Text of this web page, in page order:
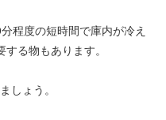
程度の短時間で庫内が冷え
る物もあります。
しょう。